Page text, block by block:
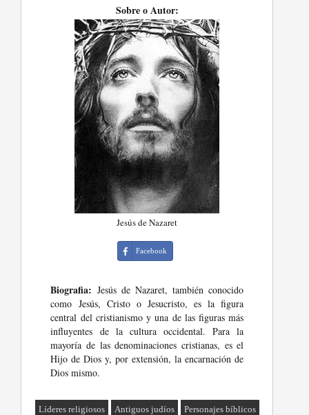
Sobre o Autor:
Jesús de Nazaret
Facebook
Biografia: Jesús de Nazaret, también conocido
como Jesús, Cristo o Jesucristo, es la figura
central del cristianismo y una de las figuras más
influyentes de la cultura occidental. Para la
mayoría de las denominaciones cristianas, es el
Hijo de Dios y, por extensión, la encarnación de
Dios mismo.
Líderes religiosos Antiguos judíos Personajes bíblicos